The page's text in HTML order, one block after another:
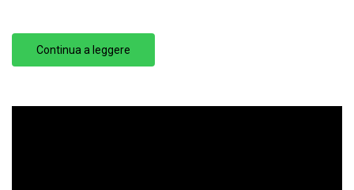
Continua a leggere